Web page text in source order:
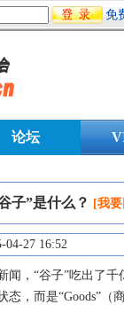
免
论坛
子”是什么？ [我
04-27 16:52
闻，“谷子”吃出了
态，而是“Goods”